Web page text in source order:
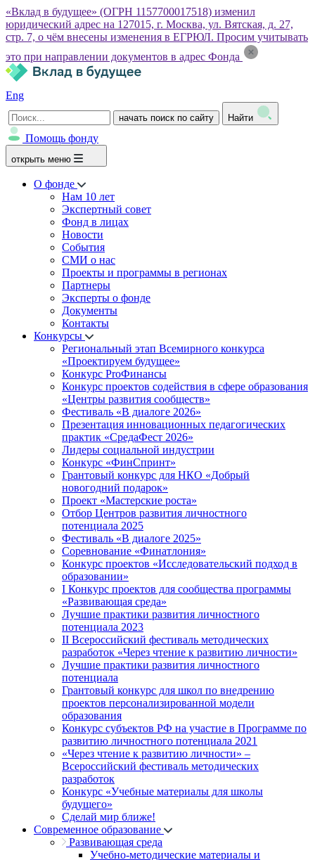
«Вклад в будущее» (ОГРН 1157700017518) изменил
юридический адрес на 127015, г. Москва, ул. Вятская, д. 27,
стр. 7, о чём внесены изменения в ЕГРЮЛ. Просим учитывать
это при направлении документов в адрес Фонда
Eng
начать поиск по сайту Найти
Помощь фонду
открыть меню
О фонде
Нам 10 лет
Экспертный совет
Фонд в лицах
Новости
События
СМИ о нас
Проекты и программы в регионах
Партнеры
Эксперты о фонде
Документы
Контакты
Конкурсы
Региональный этап Всемирного конкурса
«Проектируем будущее»
Конкурс ProФинансы
Конкурс проектов содействия в сфере образования
«Центры развития сообществ»
Фестиваль «В диалоге 2026»
Презентация инновационных педагогических
практик «СредаФест 2026»
Лидеры социальной индустрии
Конкурс «ФинСпринт»
Грантовый конкурс для НКО «Добрый
новогодний подарок»
Проект «Мастерские роста»
Отбор Центров развития личностного
потенциала 2025
Фестиваль «В диалоге 2025»
Соревнование «Финатлония»
Конкурс проектов «Исследовательский подход в
образовании»
I Конкурс проектов для сообщества программы
«Развивающая среда»
Лучшие практики развития личностного
потенциала 2023
II Всероссийский фестиваль методических
разработок «Через чтение к развитию личности»
Лучшие практики развития личностного
потенциала
Грантовый конкурс для школ по внедрению
проектов персонализированной модели
образования
Конкурс субъектов РФ на участие в Программе по
развитию личностного потенциала 2021
«Через чтение к развитию личности» –
Всероссийский фестиваль методических
разработок
Конкурс «Учебные материалы для школы
будущего»
Сделай мир ближе!
Современное образование
Развивающая среда
Учебно-методические материалы и